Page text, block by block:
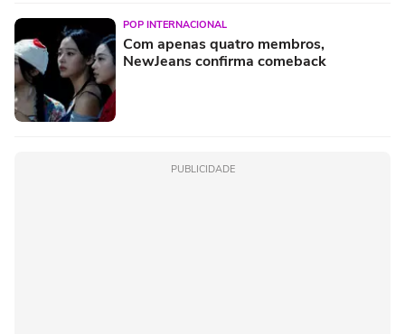
POP INTERNACIONAL
Com apenas quatro membros,
NewJeans confirma comeback
PUBLICIDADE